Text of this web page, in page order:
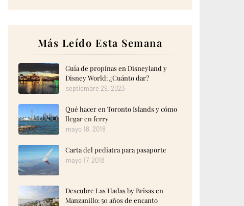
Más Leído Esta Semana
Guía de propinas en Disneyland y
Disney World: ¿Cuánto dar?
septiembre 29, 2023
Qué hacer en Toronto Islands y cómo
llegar en ferry
mayo 18, 2018
Carta del pediatra para pasaporte
mayo 17, 2018
Descubre Las Hadas by Brisas en
Manzanillo: 50 años de encanto